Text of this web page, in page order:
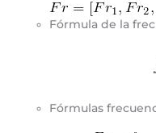
Fórmula de la
Fórmulas